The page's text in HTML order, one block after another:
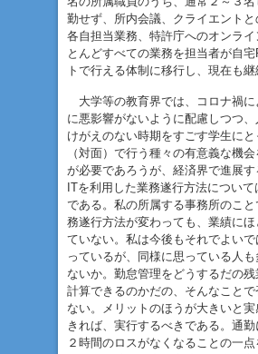
勤せず、所内会議、クライエントと
各自担当業務、特許庁へのオンラ
とんどすべての業務を担当者が自
トで行える体制に移行し、現在も継
大学等の教育界では、コロナ禍に
に悪影響がないように配慮しつつ
けがえのない時期をすごす学生に
（対面）で行う種々の有意義な機
が必要であろうが、経済界で進展
ITを利用した業務遂行方法につい
である。私の所属する事務所のこ
務遂行方法が変わっても、業績にほ
ていない。私は今後もそれでよい
っているが、同様に思っている人
ないか。勤怠管理をどうするだの
計算できるのかだの、そんなこと
ない。メリットのほうが大きいと
きれば、実行するべきである。通
２時間のロスがなくなることの一